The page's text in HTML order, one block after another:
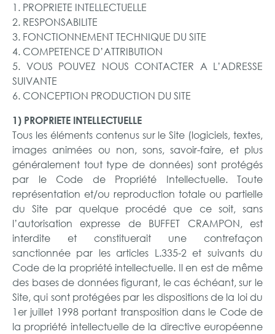
1. PROPRIETE INTELLECTUELLE
2. RESPONSABILITE
3. FONCTIONNEMENT TECHNIQUE DU SITE
4. COMPETENCE D’ATTRIBUTION
5. VOUS POUVEZ NOUS CONTACTER A L’ADRESSE
SUIVANTE
6. CONCEPTION PRODUCTION DU SITE
1) PROPRIETE INTELLECTUELLE
Tous les éléments contenus sur le Site (logiciels, textes,
images animées ou non, sons, savoir-faire, et plus
généralement tout type de données) sont protégés
par le Code de Propriété Intellectuelle. Toute
représentation et/ou reproduction totale ou partielle
du Site par quelque procédé que ce soit, sans
l’autorisation expresse de BUFFET CRAMPON, est
interdite et constituerait une contrefaçon
sanctionnée par les articles L.335-2 et suivants du
Code de la propriété intellectuelle. Il en est de même
des bases de données figurant, le cas échéant, sur le
Site, qui sont protégées par les dispositions de la loi du
1er juillet 1998 portant transposition dans le Code de
la propriété intellectuelle de la directive européenne